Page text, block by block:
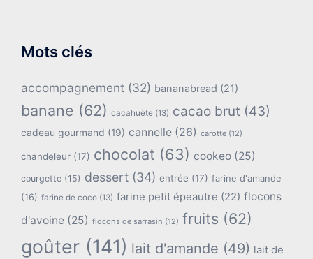
Mots clés
accompagnement (32) bananabread (21)
banane (62) cacahuète (13) cacao brut (43)
cadeau gourmand (19) cannelle (26) carotte (12)
chandeleur (17) chocolat (63) cookeo (25)
courgette (15) dessert (34) entrée (17) farine d'amande
(16) farine de coco (13) farine petit épeautre (22) flocons
d'avoine (25) flocons de sarrasin (12) fruits (62)
goûter (141) lait d'amande (49) lait de